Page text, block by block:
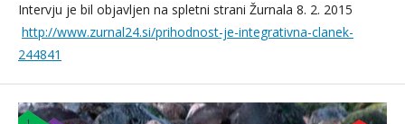
Intervju je bil objavljen na spletni strani Žurnala 8. 2. 2015
http://www.zurnal24.si/prihodnost-je-integrativna-clanek-
244841